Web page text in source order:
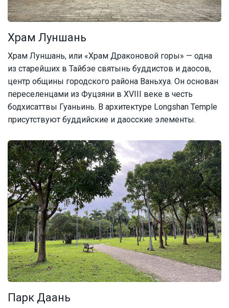
Храм Луншань
Храм Луншань, или «Храм Драконовой горы» — одна
из старейших в Тайбэе святынь буддистов и даосов,
центр общины городского района Ваньхуа. Он основан
переселенцами из Фуцзяни в XVIII веке в честь
бодхисаттвы Гуаньинь. В архитектуре Longshan Temple
присутствуют буддийские и даосские элементы.
Парк Даань